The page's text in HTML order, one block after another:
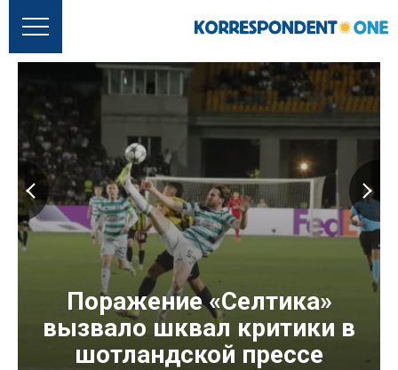
Поражение «Селтика»
вызвало шквал критики в
шотландской прессе